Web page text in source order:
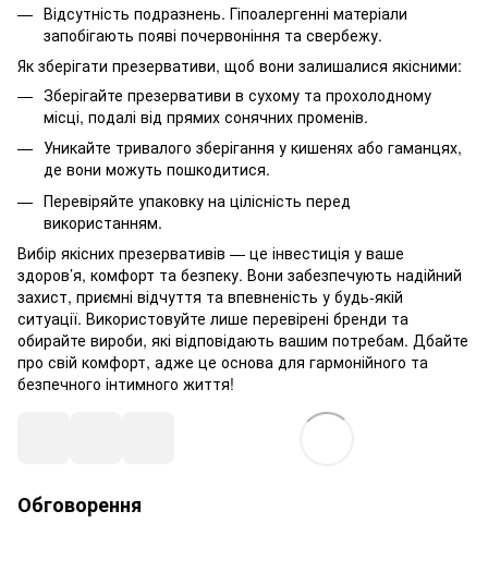
Відсутність подразнень. Гіпоалергенні матеріали
запобігають появі почервоніння та свербежу.
Як зберігати презервативи, щоб вони залишалися якісними:
Зберігайте презервативи в сухому та прохолодному
місці, подалі від прямих сонячних променів.
Уникайте тривалого зберігання у кишенях або гаманцях,
де вони можуть пошкодитися.
Перевіряйте упаковку на цілісність перед
використанням.
Вибір якісних презервативів — це інвестиція у ваше
здоров’я, комфорт та безпеку. Вони забезпечують надійний
захист, приємні відчуття та впевненість у будь-якій
ситуації. Використовуйте лише перевірені бренди та
обирайте вироби, які відповідають вашим потребам. Дбайте
про свій комфорт, адже це основа для гармонійного та
безпечного інтимного життя!
Обговорення